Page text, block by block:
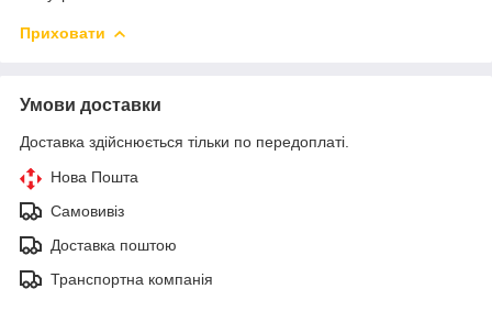
Приховати
Умови доставки
Доставка здійснюється тільки по передоплаті.
Нова Пошта
Самовивіз
Доставка поштою
Транспортна компанія